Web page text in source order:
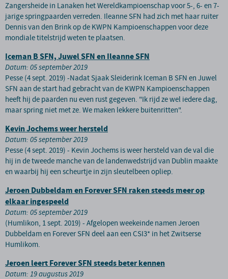
Zangersheide in Lanaken het Wereldkampioenschap voor 5-, 6- en 7-
jarige springpaarden verreden. Ileanne SFN had zich met haar ruiter
Dennis van den Brink op de KWPN Kampioenschappen voor deze
mondiale titelstrijd weten te plaatsen.
Iceman B SFN, Juwel SFN en Ileanne SFN
Datum: 05 september 2019
Pesse (4 sept. 2019) -Nadat Sjaak Sleiderink Iceman B SFN en Juwel
SFN aan de start had gebracht van de KWPN Kampioenschappen
heeft hij de paarden nu even rust gegeven. "Ik rijd ze wel iedere dag,
maar spring niet met ze. We maken lekkere buitenritten".
Kevin Jochems weer hersteld
Datum: 05 september 2019
Pesse (4 sept. 2019) - Kevin Jochems is weer hersteld van de val die
hij in de tweede manche van de landenwedstrijd van Dublin maakte
en waarbij hij een scheurtje in zijn sleutelbeen opliep.
Jeroen Dubbeldam en Forever SFN raken steeds meer op
elkaar ingespeeld
Datum: 05 september 2019
(Humlikon, 1 sept. 2019) - Afgelopen weekeinde namen Jeroen
Dubbeldam en Forever SFN deel aan een CSI3* in het Zwitserse
Humlikom.
Jeroen leert Forever SFN steeds beter kennen
Datum: 19 augustus 2019